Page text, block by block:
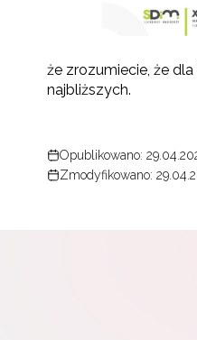
że zrozumiecie, że
najbliższych.
Opublikowano:
Zmodyfikowano: